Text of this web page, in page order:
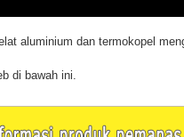
aluminium dan termokopel
di bawah ini.